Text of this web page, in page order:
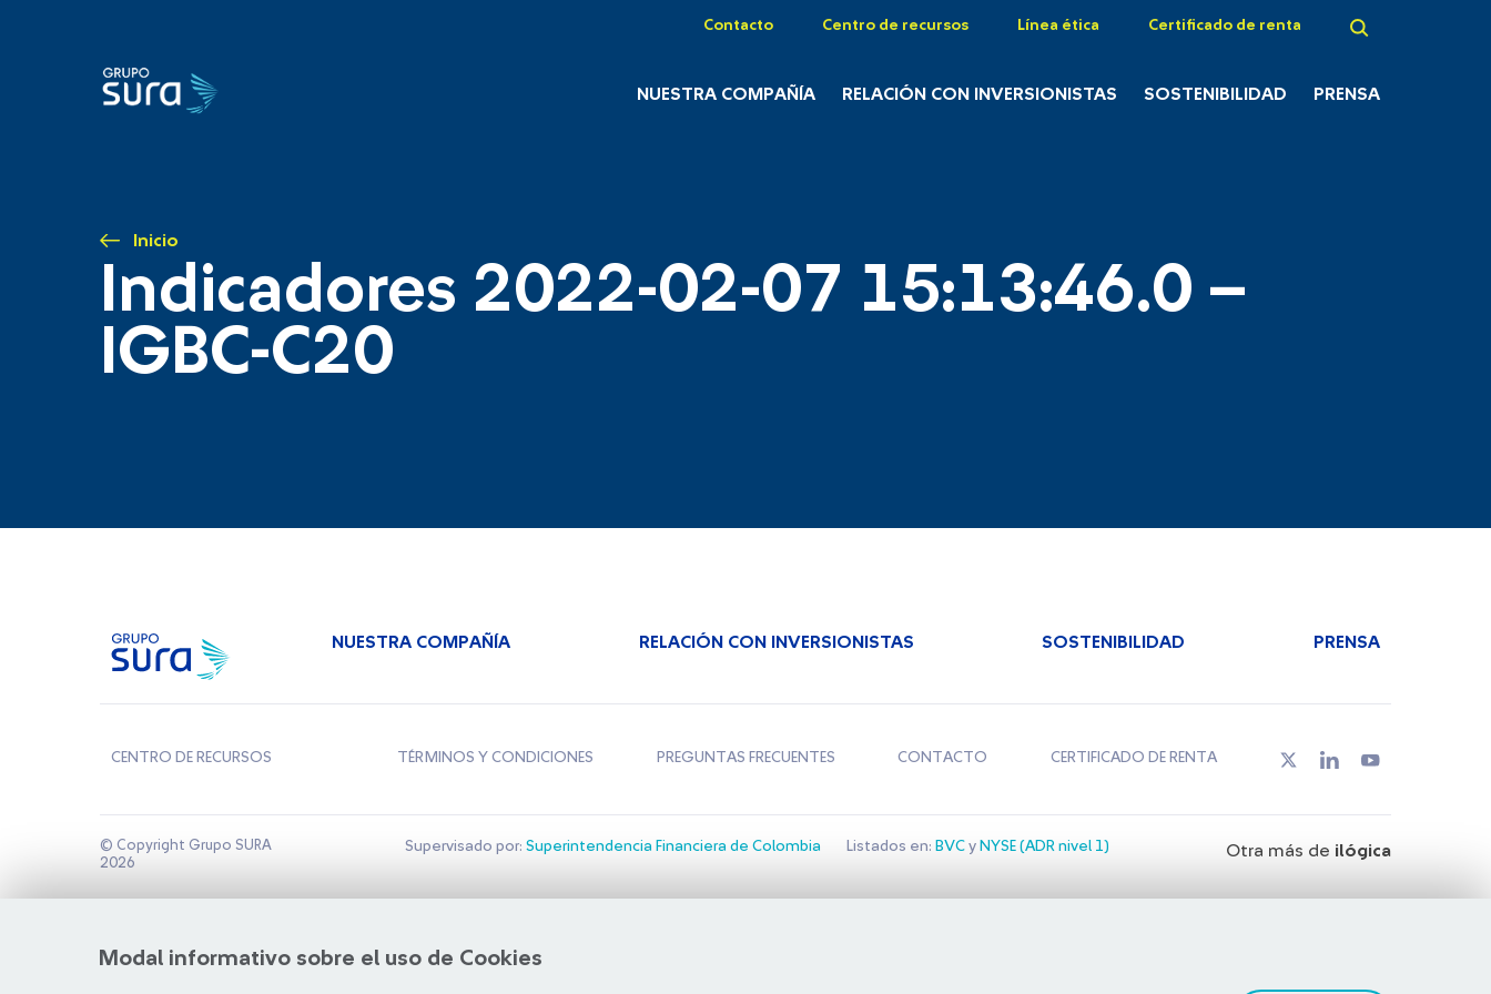
Contacto Centro de recursos Línea ética Certificado de renta
NUESTRA COMPAÑÍA RELACIÓN CON INVERSIONISTAS SOSTENIBILIDAD PRENSA
Inicio
Indicadores 2022-02-07 15:13:46.0 –
IGBC-C20
Modal informativo sobre el uso de Cookies
NUESTRA COMPAÑÍA RELACIÓN CON INVERSIONISTAS SOSTENIBILIDAD PRENSA
CENTRO DE RECURSOS TÉRMINOS Y CONDICIONES PREGUNTAS FRECUENTES CONTACTO CERTIFICADO DE RENTA
© Copyright Grupo SURA
2026
Supervisado por: Superintendencia Financiera de Colombia Listados en: BVCy NYSE (ADR nivel 1) Otra más de ilógica